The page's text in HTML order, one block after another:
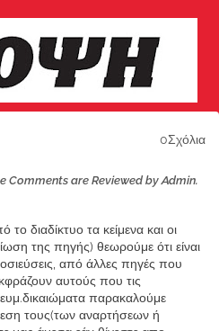
0Σχόλια
Comments are Reviewed by Admin.
το διαδίκτυο τα κείμενα και οι
της πηγής) θεωρούμε ότι είναι
από άλλες πηγές που
αυτούς που τις
παρακαλούμε
τους(των αναρτήσεων ή